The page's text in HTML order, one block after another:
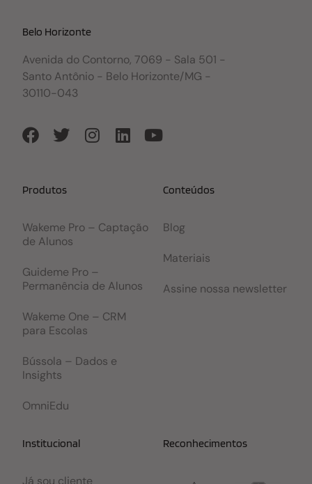
Belo Horizonte
Avenida do Contorno, 7069 - Sala 501 -
Santo Antônio - Belo Horizonte/MG -
30110-043
Produtos
Wakeme Pro – Captação
de Alunos
Guideme Pro –
Permanência de Alunos
Wakeme One – CRM
para Escolas
Bússola – Dados e
Insights
OmniEdu
Conteúdos
Blog
Materiais
Assine nossa newsletter
Institucional
Já sou cliente
Reconhecimentos